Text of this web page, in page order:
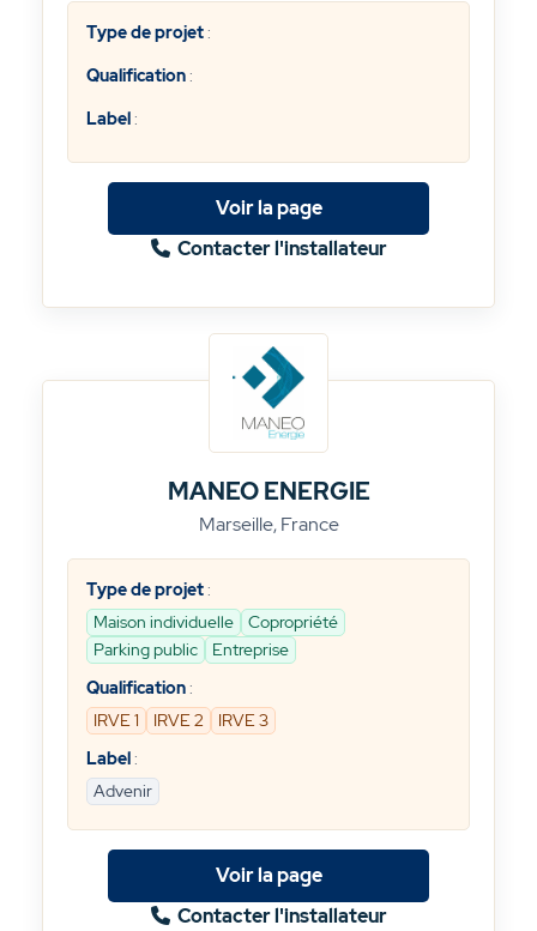
Type de projet:
Qualification:
Label:
Voir la page
Contacter l'installateur
MANEO ENERGIE
Marseille, France
Type de projet:
Maison individuelle
Copropriété
Parking public
Entreprise
Qualification:
IRVE 1
IRVE 2
IRVE 3
Label:
Advenir
Voir la page
Contacter l'installateur